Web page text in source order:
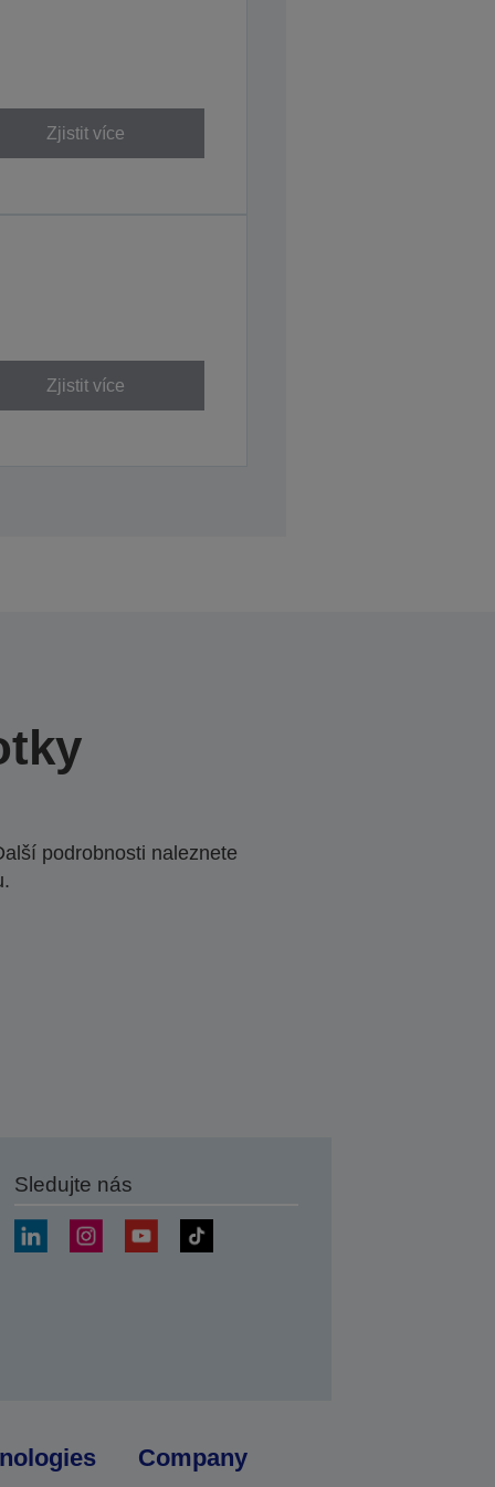
Zjistit více
Zjistit více
podrobnosti naleznete
Sledujte nás
Company